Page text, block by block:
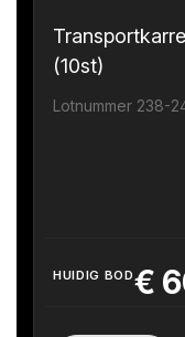
(10st)
Lotnummer 238-
HUIDIG BOD€